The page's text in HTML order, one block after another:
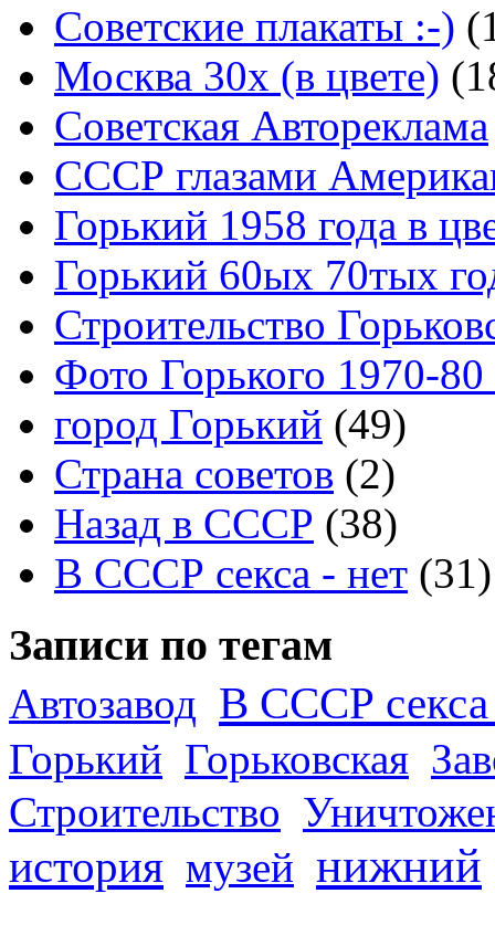
Советские плакаты :-)
Москва 30x (в цвете)
Советская Автореклама
СССР глазами
Горький 1958 года в
Горький 60ых 70тых
Строительство
Фото Горького 1970-80
город Горький (49)
Страна советов (2)
Назад в СССР (38)
В СССР секса - нет (31)
Записи по тегам
Автозавод В СССР секса
Горький Горьковская
Строительство
история музей нижний